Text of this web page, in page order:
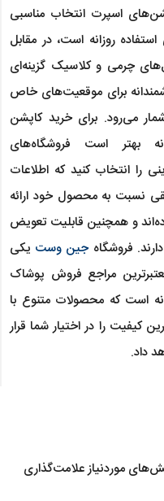
اسپرت انتخاب مناسبی
استفاده روزانه است، در مقابل
چرمی و کلاسیک گزینه‌ای
برای موقعیت‌های خاص
می‌رود. برای خرید کاپشن
بهتر است فروشگاه‌های
را انتخاب کنید که اطلاعات
نسبت به محصول خود ارائه
و همچنین قابلیت تعویض
دارند. فروشگاه جین وست یکی
مراجع فروش پوشاک
است که محصولات متنوع با
کیفیت را در اختیار شما قرار
داد.
موردنیاز علامت‌گذاری